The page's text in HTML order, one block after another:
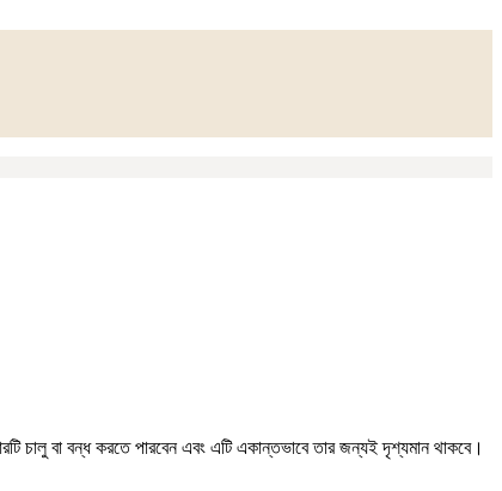
চালু বা বন্ধ করতে পারবেন এবং এটি একান্তভাবে তার জন্যই দৃশ্যমান থাকবে।